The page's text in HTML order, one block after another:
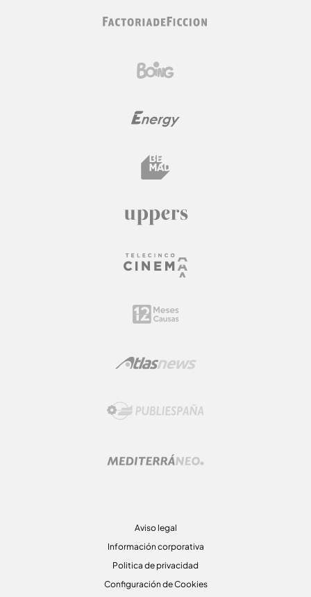
Aviso legal
Información corporativa
Politica de privacidad
Configuración de Cookies